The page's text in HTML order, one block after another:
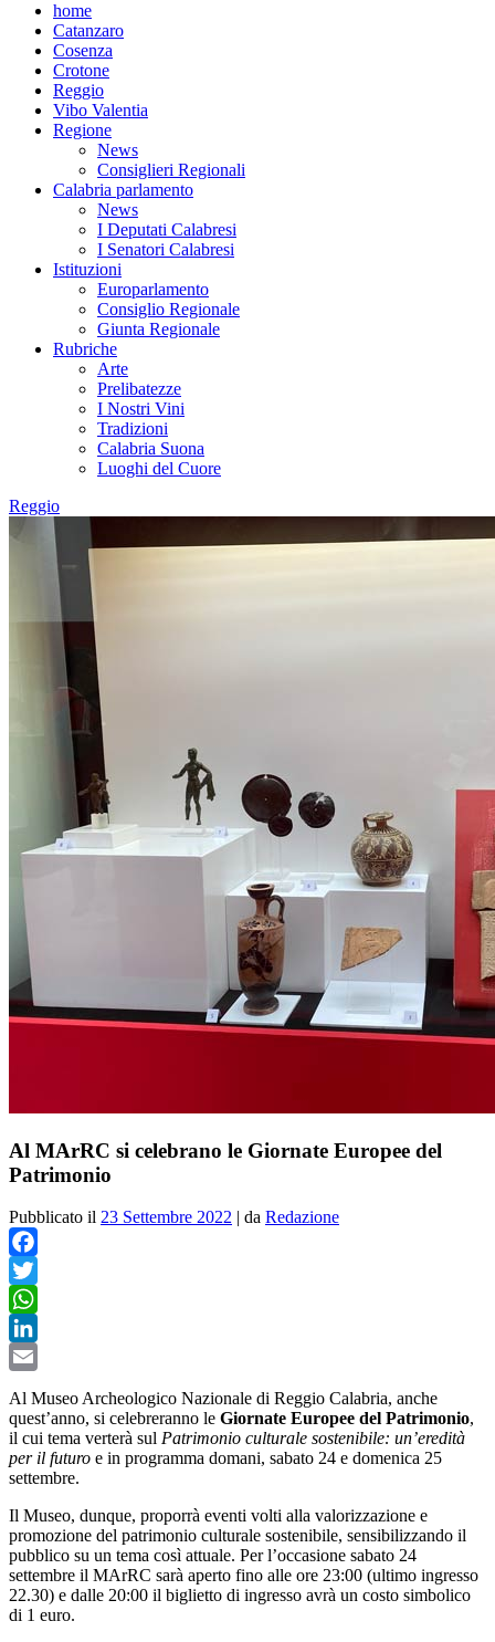
home
Catanzaro
Cosenza
Crotone
Reggio
Vibo Valentia
Regione
News
Consiglieri Regionali
Calabria parlamento
News
I Deputati Calabresi
I Senatori Calabresi
Istituzioni
Europarlamento
Consiglio Regionale
Giunta Regionale
Rubriche
Arte
Prelibatezze
I Nostri Vini
Tradizioni
Calabria Suona
Luoghi del Cuore
Reggio
Al MArRC si celebrano le Giornate Europee del
Patrimonio
Pubblicato il 23 Settembre 2022 | da Redazione
Facebook
Twitter
WhatsApp
LinkedIn
Al Museo Archeologico Nazionale di Reggio Calabria, anche
quest’anno, si celebreranno le Giornate Europee del Patrimonio,
il cui tema verterà sul Patrimonio culturale sostenibile: un’eredità
per il futuro e in programma domani, sabato 24 e domenica 25
settembre.
Il Museo, dunque, proporrà eventi volti alla valorizzazione e
promozione del patrimonio culturale sostenibile, sensibilizzando il
pubblico su un tema così attuale. Per l’occasione sabato 24
settembre il MArRC sarà aperto fino alle ore 23:00 (ultimo ingresso
22.30) e dalle 20:00 il biglietto di ingresso avrà un costo simbolico
di 1 euro.